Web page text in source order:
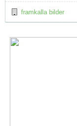
framkalla bilder